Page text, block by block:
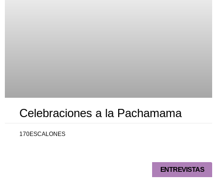
Celebraciones a la Pachamama
170ESCALONES
ENTREVISTAS